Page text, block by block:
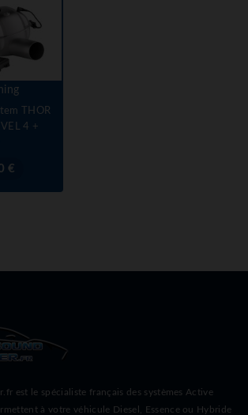
THOR
4 +
€
est le spécialiste français des systèmes Active
à votre véhicule Diesel, Essence ou Hybride